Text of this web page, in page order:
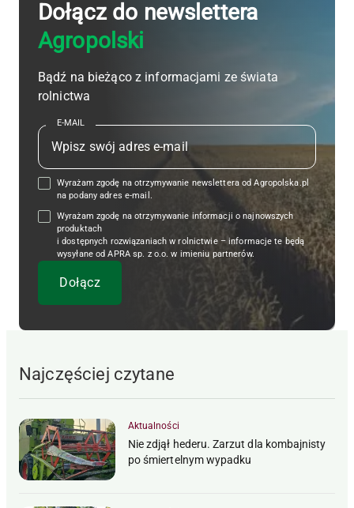
Dołącz do newslettera
Agropolski
Bądź na bieżąco z informacjami ze świata
rolnictwa
E-MAIL
Wyrażam zgodę na otrzymywanie newslettera od Agropolska.pl
na podany adres e-mail.
Wyrażam zgodę na otrzymywanie informacji o najnowszych
produktach
i dostępnych rozwiązaniach w rolnictwie – informacje te będą
wysyłane od APRA sp. z o.o. w imieniu partnerów.
Najczęściej czytane
Aktualności
Nie zdjął hederu. Zarzut dla kombajnisty
po śmiertelnym wypadku